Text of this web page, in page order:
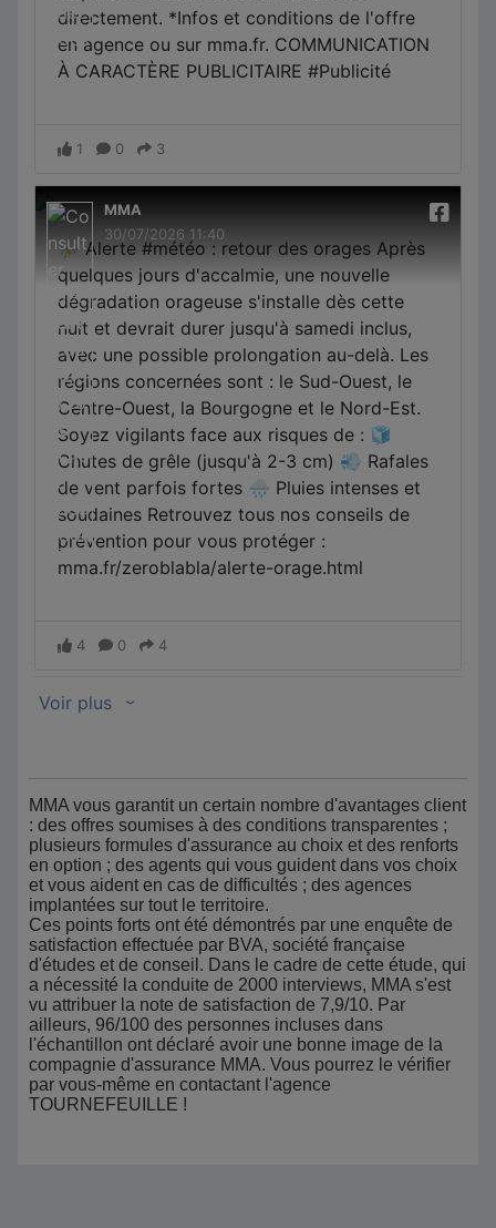
MMA vous garantit un certain nombre d'avantages client
: des offres soumises à des conditions transparentes ;
plusieurs formules d'assurance au choix et des renforts
en option ; des agents qui vous guident dans vos choix
et vous aident en cas de difficultés ; des agences
implantées sur tout le territoire.
Ces points forts ont été démontrés par une enquête de
satisfaction effectuée par BVA, société française
d'études et de conseil. Dans le cadre de cette étude, qui
a nécessité la conduite de 2000 interviews, MMA s'est
vu attribuer la note de satisfaction de 7,9/10. Par
ailleurs, 96/100 des personnes incluses dans
l'échantillon ont déclaré avoir une bonne image de la
compagnie d'assurance MMA. Vous pourrez le vérifier
par vous-même en contactant l'agence
TOURNEFEUILLE !